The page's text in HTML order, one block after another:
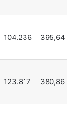
104.236 395,64
123.817 380,86